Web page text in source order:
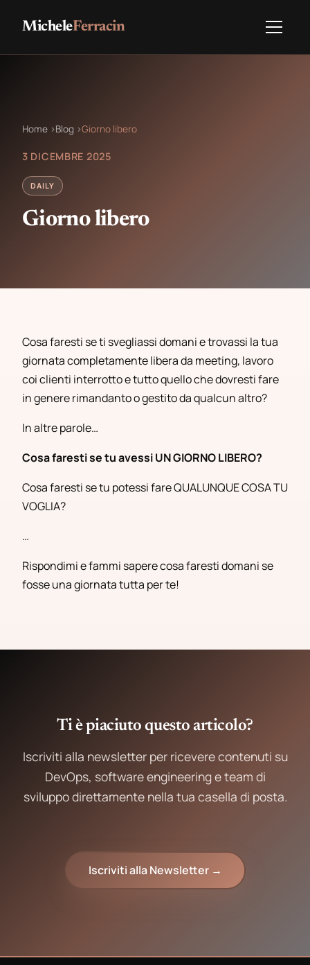
MicheleFerracin
Home ›Blog ›Giorno libero
3 DICEMBRE 2025
DAILY
Giorno libero
Cosa faresti se ti svegliassi domani e trovassi la tua
giornata completamente libera da meeting, lavoro
coi clienti interrotto e tutto quello che dovresti fare
in genere rimandanto o gestito da qualcun altro?
In altre parole…
Cosa faresti se tu avessi UN GIORNO LIBERO?
Cosa faresti se tu potessi fare QUALUNQUE COSA TU
VOGLIA?
…
Rispondimi e fammi sapere cosa faresti domani se
fosse una giornata tutta per te!
Ti è piaciuto questo articolo?
Iscriviti alla newsletter per ricevere contenuti su
DevOps, software engineering e team di
sviluppo direttamente nella tua casella di posta.
Iscriviti alla Newsletter →